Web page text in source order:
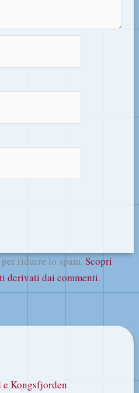
ridurre lo spam.Scopri
derivati dai commenti.
Kongsfjorden